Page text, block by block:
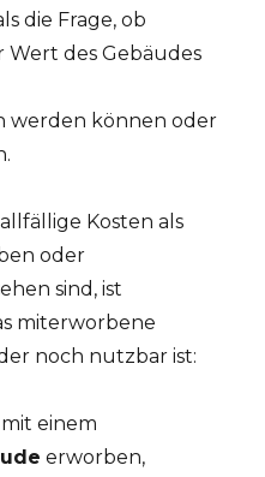
die Frage, ob
des Gebäudes
werden können oder
Kosten als
oder
sind, ist
miterworbene
noch nutzbar ist:
einem
erworben,